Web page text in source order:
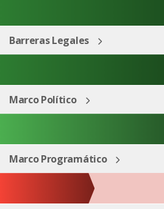
Barreras Legales
Marco Político
Marco Programático